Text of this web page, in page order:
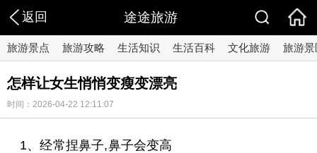
返回 途途旅游
旅游景点 旅游攻略 生活知识 生活百科 文化旅游 旅游景
怎样让女生悄悄变瘦变漂亮
时间：2026-04-22 12:11:07
1、经常捏鼻子,鼻子会变高